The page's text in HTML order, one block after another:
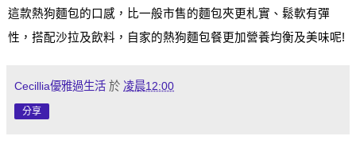
這款熱狗麵包的口感，比一般市售的麵包夾更札實、鬆軟有彈
性，搭配沙拉及飲料，自家的熱狗麵包餐更加營養均衡及美味呢!
Cecillia優雅過生活 於 凌晨12:00
分享